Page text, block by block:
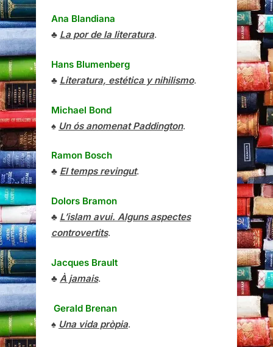
Ana Blandiana
♣ La por de la literatura.
Hans Blumenberg
♣ Literatura, estética y nihilismo.
Michael Bond
♠ Un ós anomenat Paddington.
Ramon Bosch
♣ El temps revingut.
Dolors Bramon
♣ L’islam avui. Alguns aspectes
controvertits.
Jacques Brault
♣ À jamais.
Gerald Brenan
♠ Una vida pròpia.